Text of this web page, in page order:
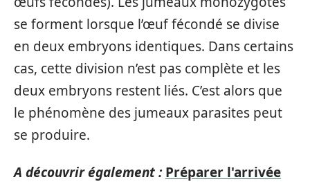
se forment lorsque l’œuf fécondé se divise
en deux embryons identiques. Dans certains
cas, cette division n’est pas complète et les
deux embryons restent liés. C’est alors que
le phénomène des jumeaux parasites peut
se produire.
A découvrir également : Préparer l'arrivée